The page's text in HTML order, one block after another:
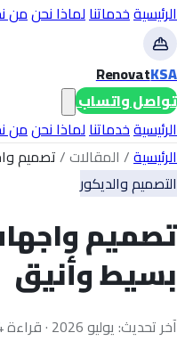
الرئيسيةخدماتنالماذا نحنمن
RenovatKSA
تواصل واتساب
الرئيسيةخدماتنالماذا نحنمن
الرئيسية/ المقالات/تصميم
التصميم والديكور
تصميم
بسيط وأنيق
آخر تحديث: يوليو 2026 · قراءة 4 دقائق